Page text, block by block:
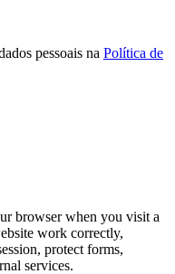
pessoais na Política de
browser when you visit a
work correctly,
protect forms,
services.